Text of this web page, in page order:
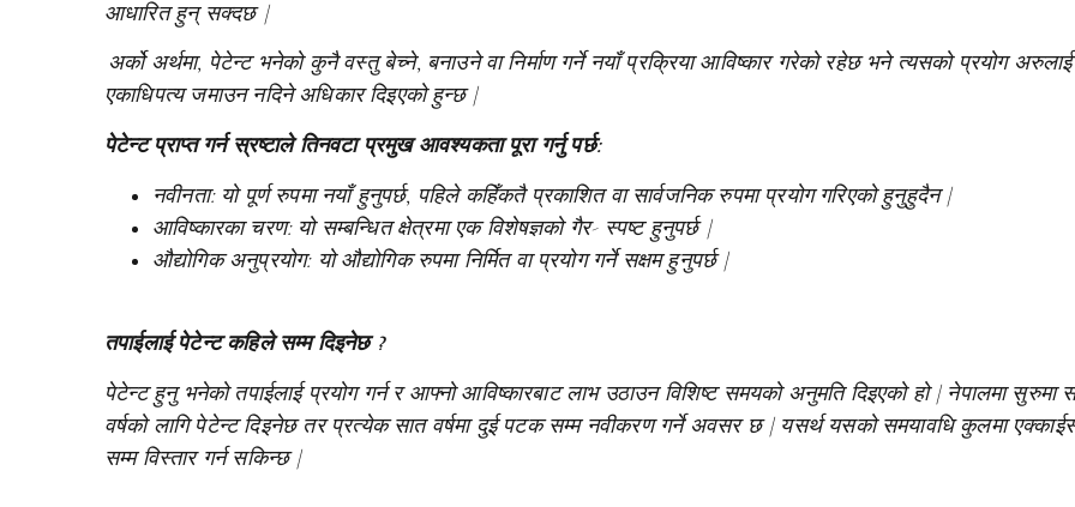
आधारित हुन् सक्दछ |
अर्को अर्थमा, पेटेन्ट भनेको कुनै वस्तु बेच्ने, बनाउने वा निर्माण गर्ने नयाँ प्रक्रिया आविष्कार गरेको रहेछ भने त्यसको प्रयोग अरुलाई
एकाधिपत्य जमाउन नदिने अधिकार दिइएको हुन्छ |
पेटेन्ट प्राप्त गर्न स्रष्टाले तिनवटा प्रमुख आवश्यकता पूरा गर्नु पर्छ:
नवीनता: यो पूर्ण रुपमा नयाँ हुनुपर्छ, पहिले कहिँकतै प्रकाशित वा सार्वजनिक रुपमा प्रयोग गरिएको हुनुहुदैन |
आविष्कारका चरण: यो सम्बन्धित क्षेत्रमा एक विशेषज्ञको गैर- स्पष्ट हुनुपर्छ |
औद्योगिक अनुप्रयोग: यो औद्योगिक रुपमा निर्मित वा प्रयोग गर्ने सक्षम हुनुपर्छ |
तपाईलाई पेटेन्ट कहिले सम्म दिइनेछ ?
पेटेन्ट हुनु भनेको तपाईलाई प्रयोग गर्न र आफ्नो आविष्कारबाट लाभ उठाउन विशिष्ट समयको अनुमति दिइएको हो | नेपालमा सुरुमा
वर्षको लागि पेटेन्ट दिइनेछ तर प्रत्येक सात वर्षमा दुई पटक सम्म नवीकरण गर्ने अवसर छ | यसर्थ यसको समयावधि कुलमा एक्काईस
सम्म विस्तार गर्न सकिन्छ |